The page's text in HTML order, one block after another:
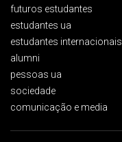
futuros estudantes
estudantes ua
estudantes internacionais
alumni
pessoas ua
sociedade
comunicação e media